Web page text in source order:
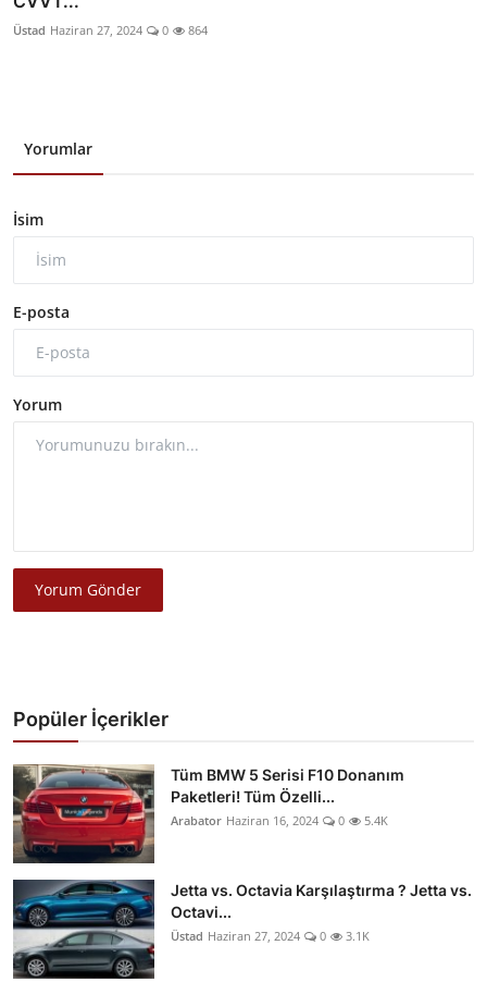
Üstad Haziran 27, 2024 0 864
Yorumlar
İsim
E-posta
Yorum
Yorum Gönder
Popüler İçerikler
Tüm BMW 5 Serisi F10 Donanım
Paketleri! Tüm Özelli...
Arabator Haziran 16, 2024 0 5.4K
Jetta vs. Octavia Karşılaştırma ? Jetta vs.
Octavi...
Üstad Haziran 27, 2024 0 3.1K